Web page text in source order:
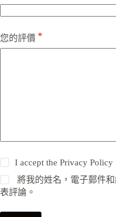
您的評價 *
I accept thePrivacy Policy
將我的姓名，電子郵件
表評論。